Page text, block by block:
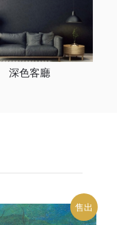
深色客廳
售出